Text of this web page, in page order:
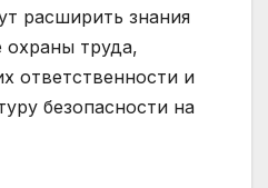
расширить знания
охраны труда,
ответственности и
безопасности на